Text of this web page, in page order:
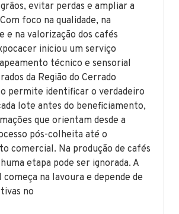
evitar perdas e ampliar a
foco na qualidade, na
e na valorização dos cafés
iniciou um serviço
técnico e sensorial
da Região do Cerrado
permite identificar o verdadeiro
lote antes do beneficiamento,
que orientam desde a
pós-colheita até o
comercial. Na produção de cafés
etapa pode ser ignorada. A
começa na lavoura e depende de
no